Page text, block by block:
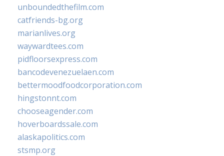
unboundedthefilm.com
catfriends-bg.org
marianlives.org
waywardtees.com
pidfloorsexpress.com
bancodevenezuelaen.com
bettermoodfoodcorporation.com
hingstonnt.com
chooseagender.com
hoverboardssale.com
alaskapolitics.com
stsmp.org